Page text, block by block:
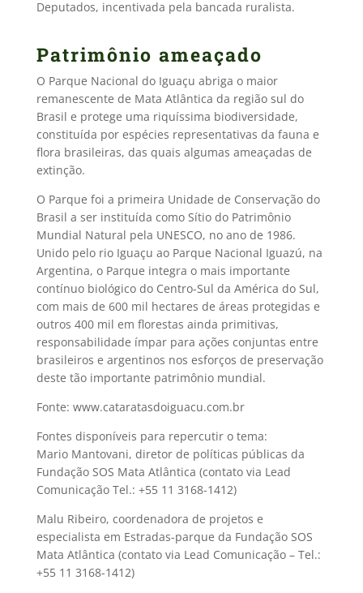
Deputados, incentivada pela bancada ruralista.
Patrimônio ameaçado
O Parque Nacional do Iguaçu abriga o maior
remanescente de Mata Atlântica da região sul do
Brasil e protege uma riquíssima biodiversidade,
constituída por espécies representativas da fauna e
flora brasileiras, das quais algumas ameaçadas de
extinção.
O Parque foi a primeira Unidade de Conservação do
Brasil a ser instituída como Sítio do Patrimônio
Mundial Natural pela UNESCO, no ano de 1986.
Unido pelo rio Iguaçu ao Parque Nacional Iguazú, na
Argentina, o Parque integra o mais importante
contínuo biológico do Centro-Sul da América do Sul,
com mais de 600 mil hectares de áreas protegidas e
outros 400 mil em florestas ainda primitivas,
responsabilidade ímpar para ações conjuntas entre
brasileiros e argentinos nos esforços de preservação
deste tão importante patrimônio mundial.
Fonte: www.cataratasdoiguacu.com.br
Fontes disponíveis para repercutir o tema:
Mario Mantovani, diretor de políticas públicas da
Fundação SOS Mata Atlântica (contato via Lead
Comunicação Tel.: +55 11 3168-1412)
Malu Ribeiro, coordenadora de projetos e
especialista em Estradas-parque da Fundação SOS
Mata Atlântica (contato via Lead Comunicação – Tel.:
+55 11 3168-1412)